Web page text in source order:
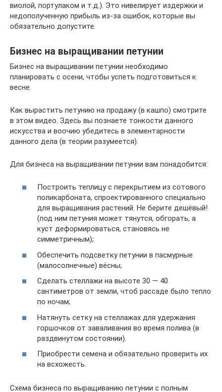
виолой, портулаком и т.д.). Это нивелирует издержки и
недополученную прибыль из-за ошибок, которые вы
обязательно допустите.
Бизнес на выращивании петунии
Бизнес на выращивании петунии необходимо
планировать с осени, чтобы успеть подготовиться к
весне.
Как вырастить петунию на продажу (в кашпо) смотрите
в этом видео. Здесь вы познаете тонкости данного
искусства и воочию убедитесь в элементарности
данного дела (в теории разумеется).
Для бизнеса на выращивании петунии вам понадобится:
Построить теплицу с перекрытием из сотового
поликарбоната, спроектированного специально
для выращивания растений. Не берите дешёвый!
(под ним петуния может тянутся, обгорать, а
куст деформироваться, становясь не
симметричным);
Обеспечить подсветку петунии в пасмурные
(малосолнечные) вёсны;
Сделать стеллажи на высоте 30 — 40
сантиметров от земли, чтоб рассаде было тепло
по ночам;
Натянуть сетку на стеллажах для удержания
горшочков от заваливания во время полива (в
раздвинутом состоянии).
Приобрести семена и обязательно проверить их
на всхожесть.
Схема бизнеса по выращиванию петунии с полным